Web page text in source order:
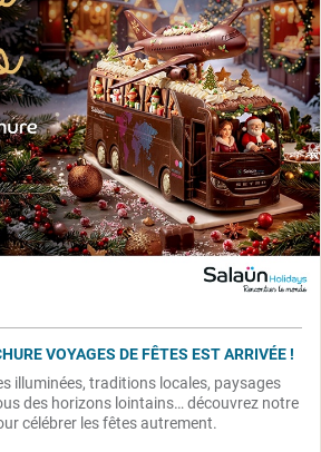
VOYAGES DE FÊTES EST ARRIVÉE !
illuminées, traditions locales, paysages
des horizons lointains… découvrez notre
célébrer les fêtes autrement.